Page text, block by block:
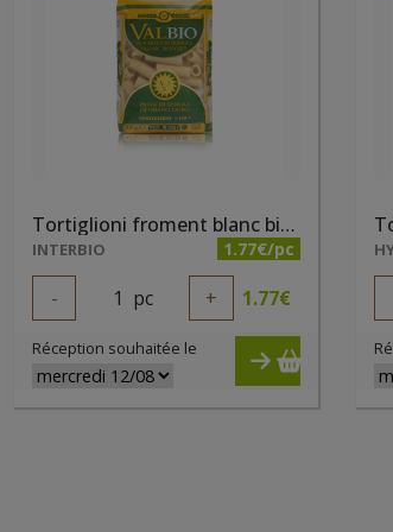
Tortiglioni froment blanc bio 500g Valbio
INTERBIO 1.77€/pc
- 1 pc + 1.77€
Réception souhaitée le